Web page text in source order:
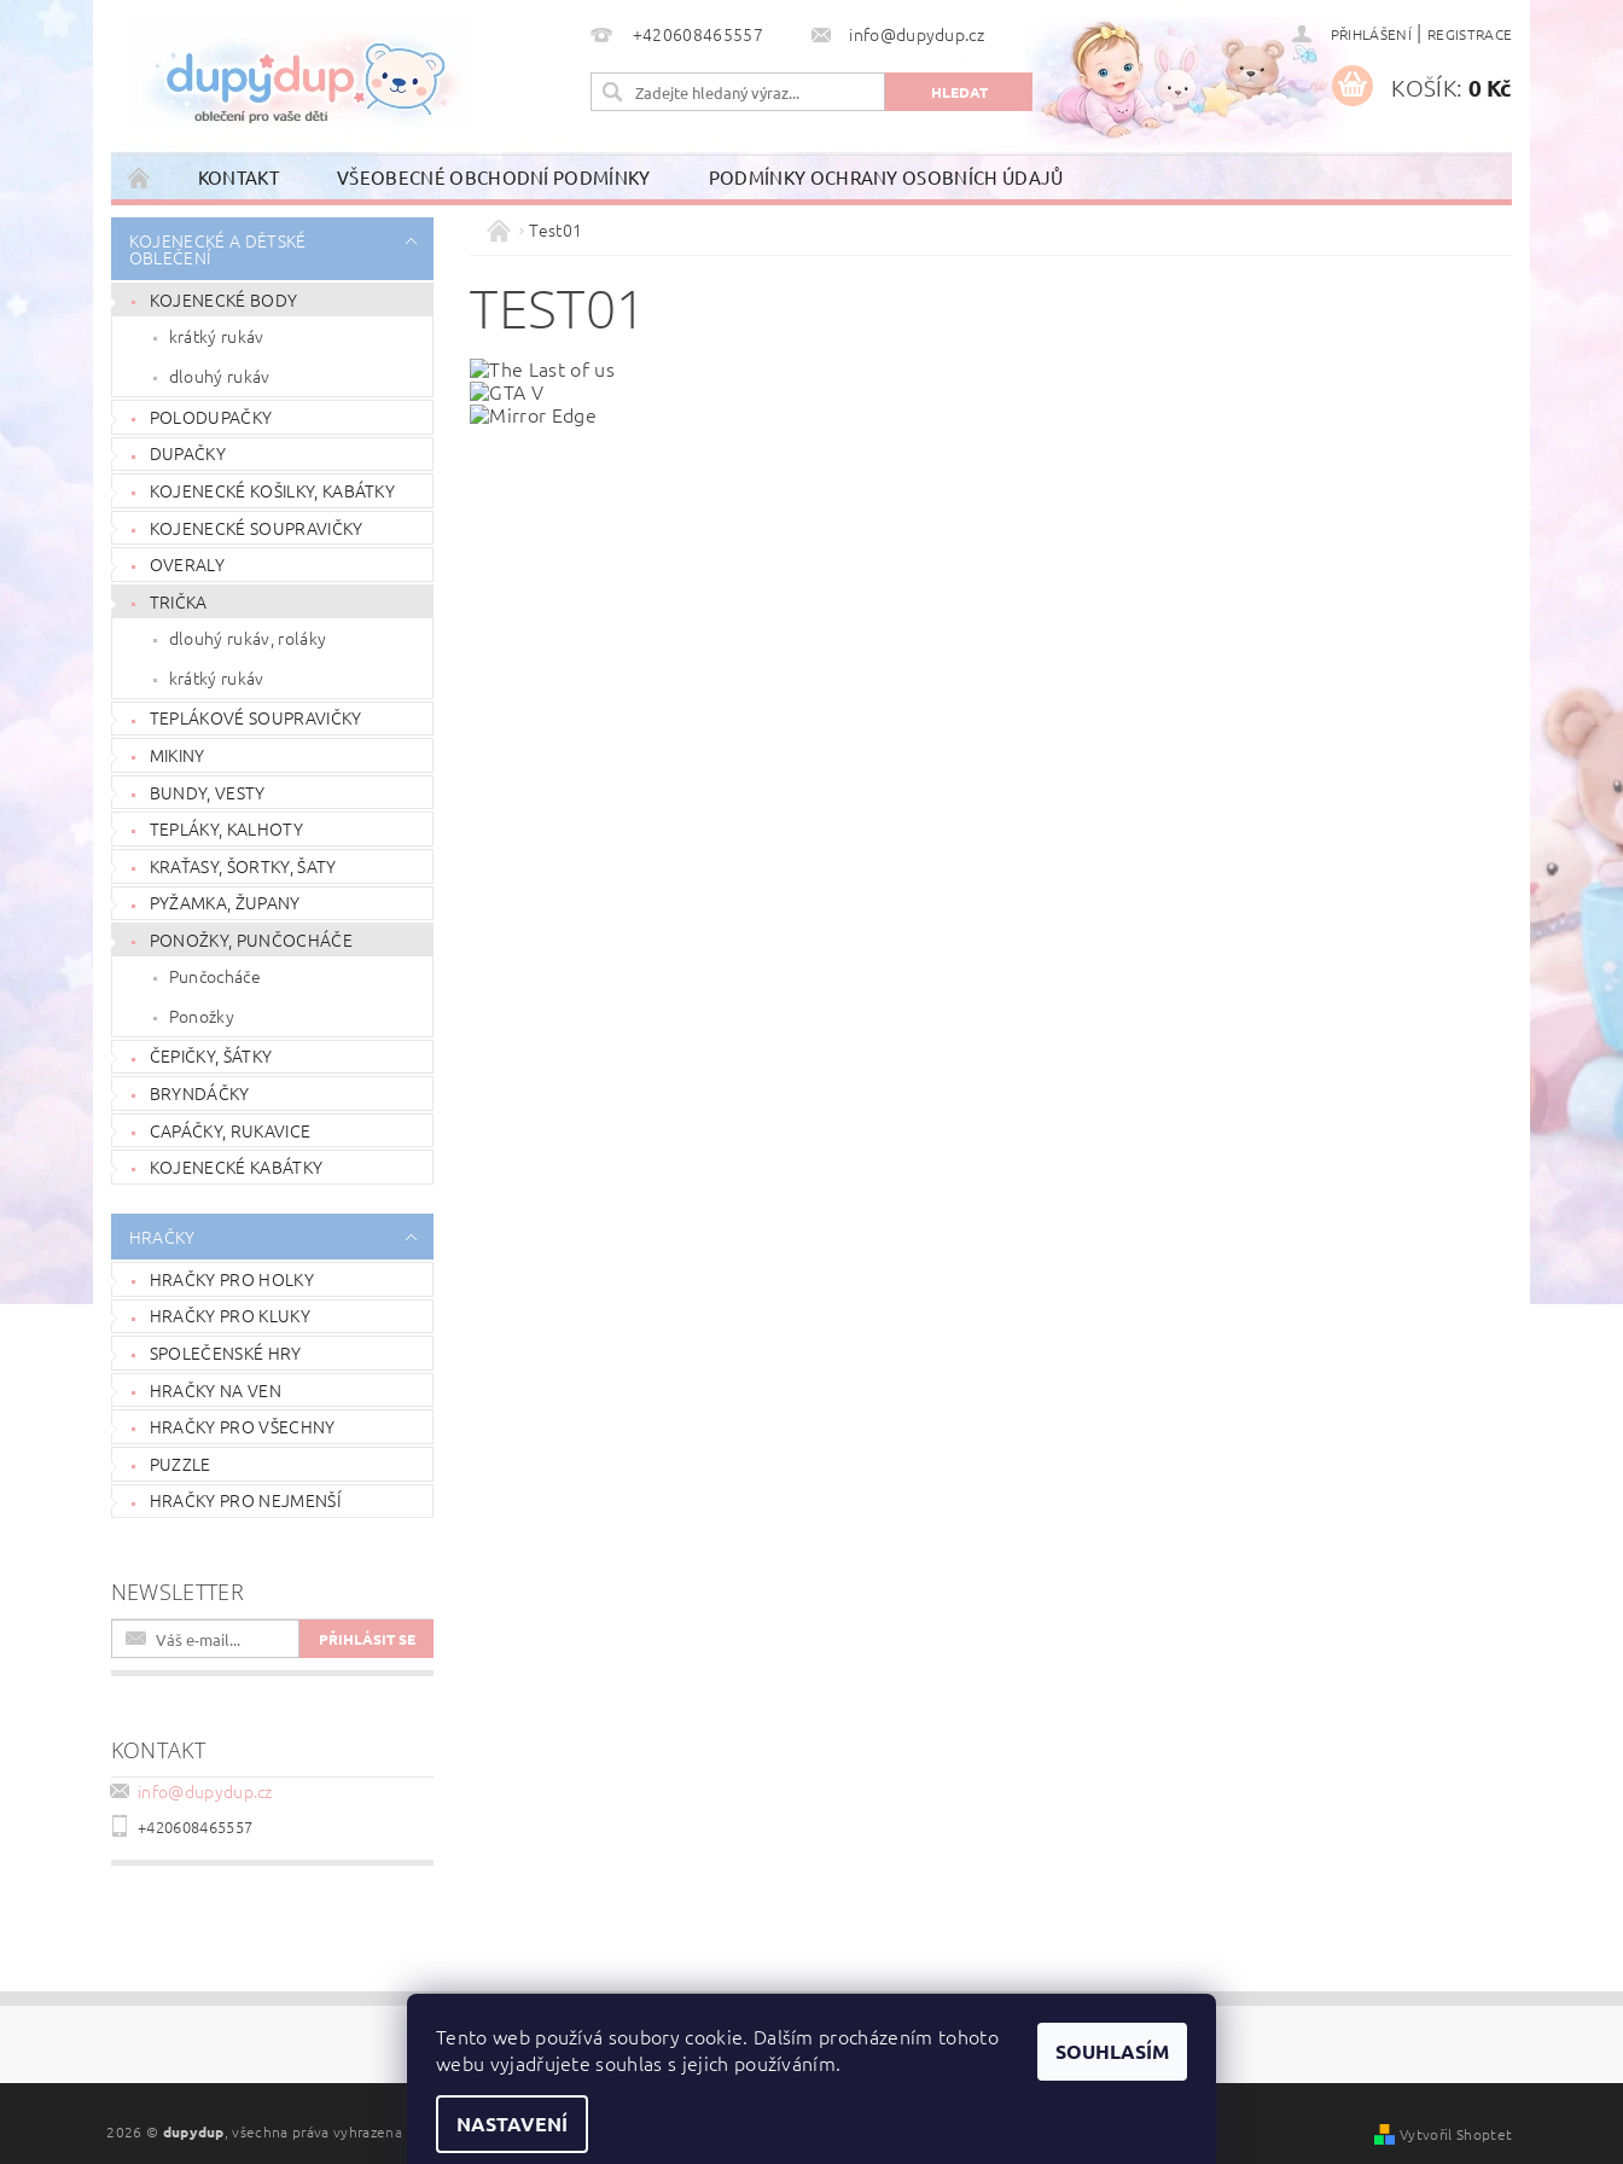
+420608465557 info@dupydup.cz PŘIHLÁŠENÍ | REGISTRACE
KOŠÍK: 0 Kč
KONTAKT VŠEOBECNÉ OBCHODNÍ PODMÍNKY PODMÍNKY OCHRANY OSOBNÍCH ÚDAJŮ
KOJENECKÉ A DĚTSKÉ
OBLEČENÍ
KOJENECKÉ BODY
krátký rukáv
dlouhý rukáv
POLODUPAČKY
DUPAČKY
KOJENECKÉ KOŠILKY, KABÁTKY
KOJENECKÉ SOUPRAVIČKY
OVERALY
TRIČKA
dlouhý rukáv, roláky
krátký rukáv
TEPLÁKOVÉ SOUPRAVIČKY
MIKINY
BUNDY, VESTY
TEPLÁKY, KALHOTY
KRAŤASY, ŠORTKY, ŠATY
PYŽAMKA, ŽUPANY
PONOŽKY, PUNČOCHÁČE
Punčocháče
Ponožky
ČEPIČKY, ŠÁTKY
BRYNDÁČKY
CAPÁČKY, RUKAVICE
KOJENECKÉ KABÁTKY
HRAČKY
HRAČKY PRO HOLKY
HRAČKY PRO KLUKY
SPOLEČENSKÉ HRY
HRAČKY NA VEN
HRAČKY PRO VŠECHNY
PUZZLE
HRAČKY PRO NEJMENŠÍ
NEWSLETTER
KONTAKT
info@dupydup.cz
+420608465557
Test01
TEST01
Zboží.cz | Heureka.cz
2026 © dupydup, všechna práva vyhrazena Vytvořil Shoptet
Tento web používá soubory cookie. Dalším procházením tohoto
webu vyjadřujete souhlas s jejich používáním.
NASTAVENÍ
SOUHLASÍM